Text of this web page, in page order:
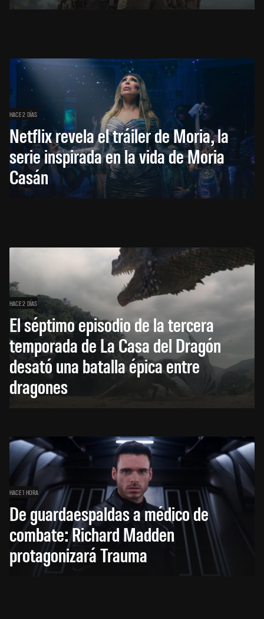
HACE 2 DÍAS
Netflix revela el tráiler de Moria, la
serie inspirada en la vida de Moria
Casán
HACE 2 DÍAS
El séptimo episodio de la tercera
temporada de La Casa del Dragón
desató una batalla épica entre
dragones
HACE 1 HORA
De guardaespaldas a médico de
combate: Richard Madden
protagonizará Trauma